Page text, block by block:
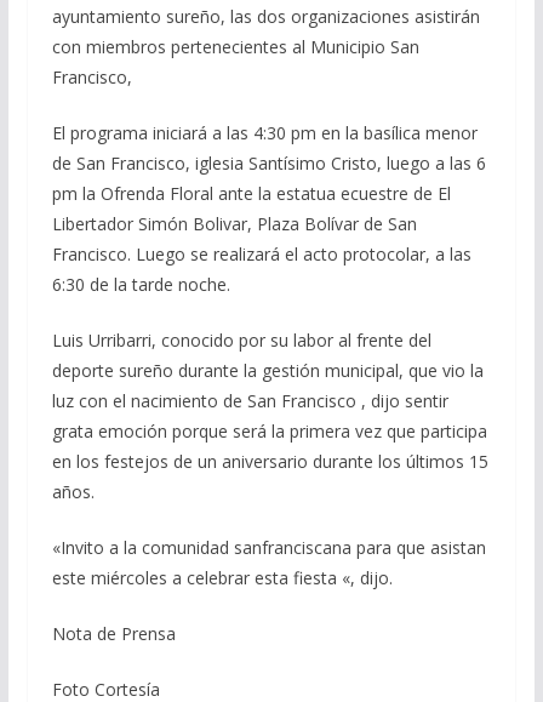
ayuntamiento sureño, las dos organizaciones asistirán
con miembros pertenecientes al Municipio San
Francisco,
El programa iniciará a las 4:30 pm en la basílica menor
de San Francisco, iglesia Santísimo Cristo, luego a las 6
pm la Ofrenda Floral ante la estatua ecuestre de El
Libertador Simón Bolivar, Plaza Bolívar de San
Francisco. Luego se realizará el acto protocolar, a las
6:30 de la tarde noche.
Luis Urribarri, conocido por su labor al frente del
deporte sureño durante la gestión municipal, que vio la
luz con el nacimiento de San Francisco , dijo sentir
grata emoción porque será la primera vez que participa
en los festejos de un aniversario durante los últimos 15
años.
«Invito a la comunidad sanfranciscana para que asistan
este miércoles a celebrar esta fiesta «, dijo.
Nota de Prensa
Foto Cortesía